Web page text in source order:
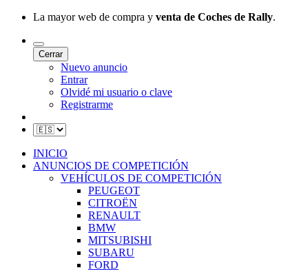
La mayor web de compra y venta de Coches de Rally.
Cerrar
Nuevo anuncio
Entrar
Olvidé mi usuario o clave
Registrarme
INICIO
ANUNCIOS DE COMPETICIÓN
VEHÍCULOS DE COMPETICIÓN
PEUGEOT
CITROËN
RENAULT
BMW
MITSUBISHI
SUBARU
FORD